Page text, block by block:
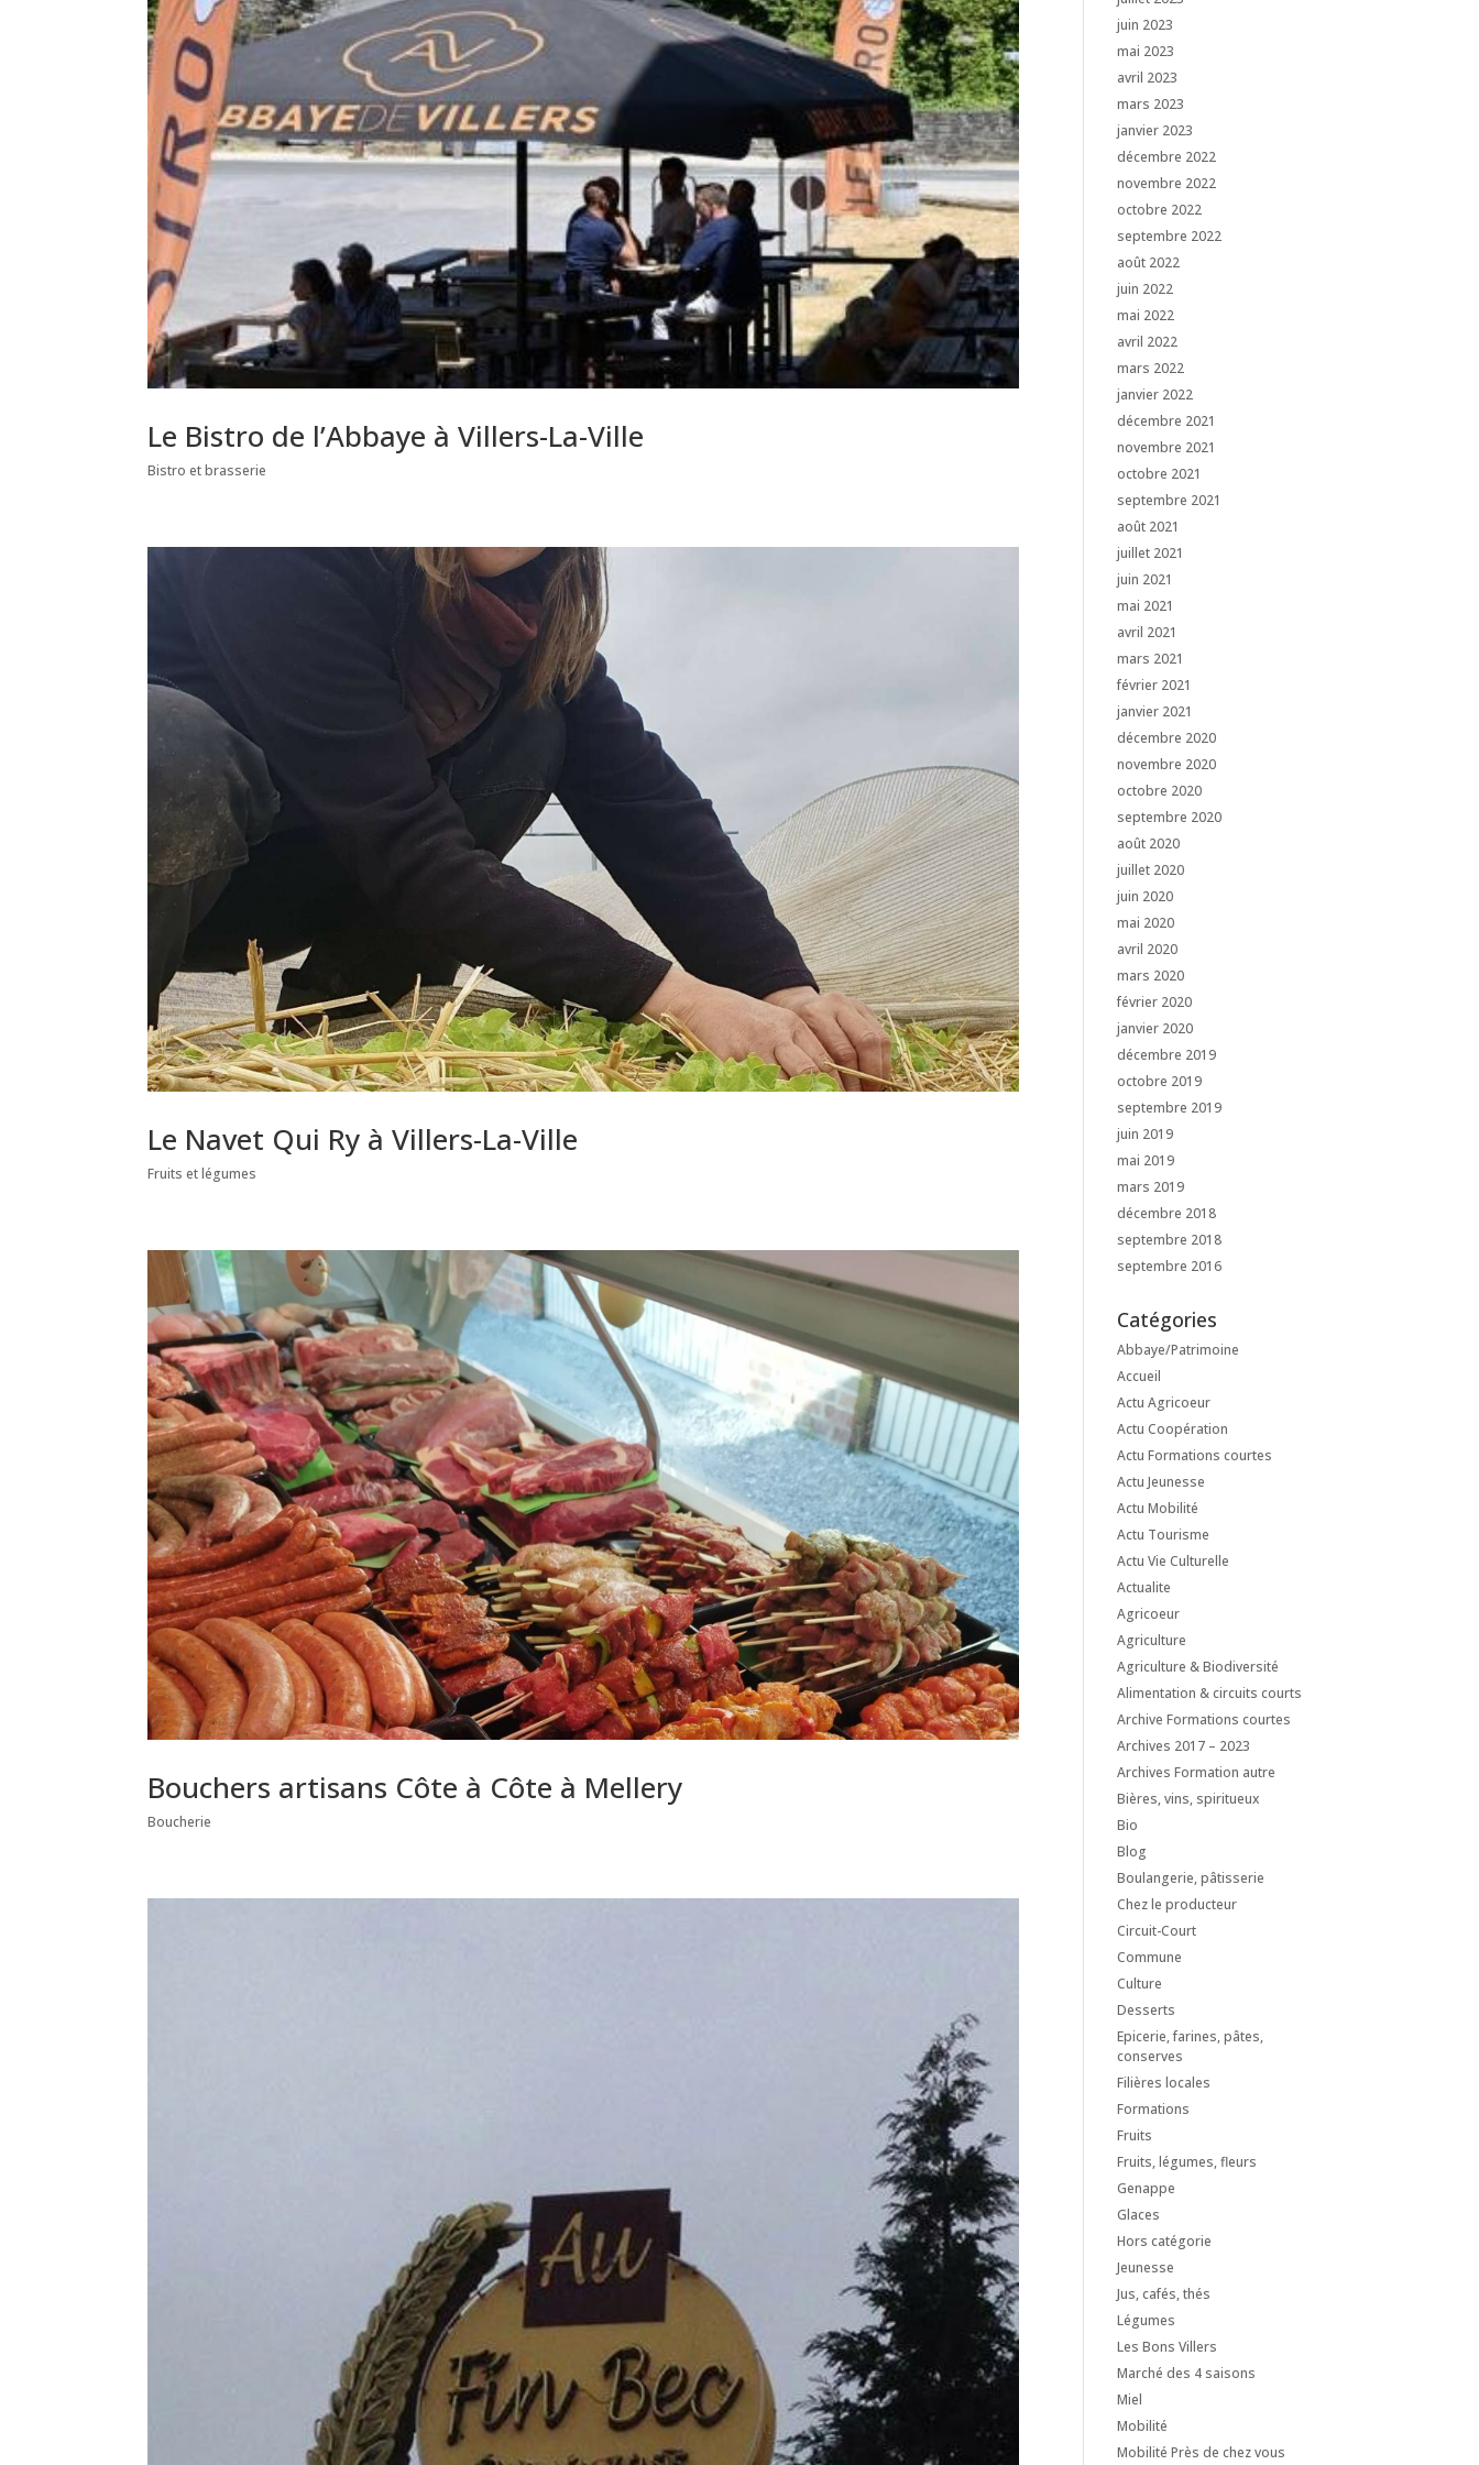
Le Bistro de l’Abbaye à Villers-La-Ville
Bistro et brasserie
Le Navet Qui Ry à Villers-La-Ville
Fruits et légumes
Bouchers artisans Côte à Côte à Mellery
Boucherie
juin 2023
mai 2023
avril 2023
mars 2023
janvier 2023
décembre 2022
novembre 2022
octobre 2022
septembre 2022
août 2022
juin 2022
mai 2022
avril 2022
mars 2022
janvier 2022
décembre 2021
novembre 2021
octobre 2021
septembre 2021
août 2021
juillet 2021
juin 2021
mai 2021
avril 2021
mars 2021
février 2021
janvier 2021
décembre 2020
novembre 2020
octobre 2020
septembre 2020
août 2020
juillet 2020
juin 2020
mai 2020
avril 2020
mars 2020
février 2020
janvier 2020
décembre 2019
octobre 2019
septembre 2019
juin 2019
mai 2019
mars 2019
décembre 2018
septembre 2018
septembre 2016
Catégories
Abbaye/Patrimoine
Accueil
Actu Agricoeur
Actu Coopération
Actu Formations courtes
Actu Jeunesse
Actu Mobilité
Actu Tourisme
Actu Vie Culturelle
Actualite
Agricoeur
Agriculture
Agriculture & Biodiversité
Alimentation & circuits courts
Archive Formations courtes
Archives 2017 – 2023
Archives Formation autre
Bières, vins, spiritueux
Bio
Blog
Boulangerie, pâtisserie
Chez le producteur
Circuit-Court
Commune
Culture
Desserts
Epicerie, farines, pâtes,
conserves
Filières locales
Formations
Fruits
Fruits, légumes, fleurs
Genappe
Glaces
Hors catégorie
Jeunesse
Jus, cafés, thés
Légumes
Les Bons Villers
Marché des 4 saisons
Miel
Mobilité
Mobilité Près de chez vous